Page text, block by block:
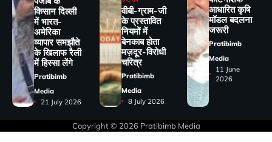
किसान दिल्ली
में भारत-
अमेरिका
व्यापार समझौते
के खिलाफ रैली
में हिस्सा लेंगे
Pratibimb
Media
21 July 2026
वीबी-ग्राम-जी
के प्रस्तावित
नियमों में
बेनकाब होता
मज़दूर-विरोधी
चरित्र
Pratibimb
Media
8 July 2026
आधारित कृषि
मॉडल बदलना
जरूरी
Pratibimb
Media
11 June
2026
Copyright © 2026 Pratibimb Media